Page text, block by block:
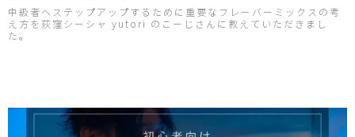
中級者へステップアップするために重要なフレーバーミックスの考
え方を荻窪シーシャ yutori のこーじさんに教えていただきまし
た。